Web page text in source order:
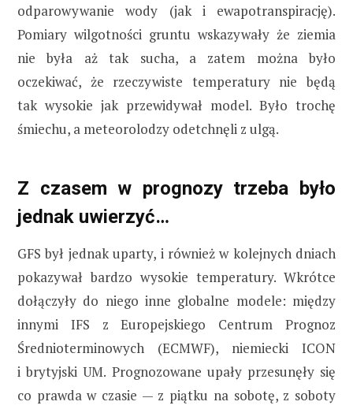
odparowywanie wody (jak i ewapotranspirację).
Pomiary wilgotności gruntu wskazywały że ziemia
nie była aż tak sucha, a zatem można było
oczekiwać, że rzeczywiste temperatury nie będą
tak wysokie jak przewidywał model. Było trochę
śmiechu, a meteorolodzy odetchnęli z ulgą.
Z czasem w prognozy trzeba było
jednak uwierzyć…
GFS był jednak uparty, i również w kolejnych dniach
pokazywał bardzo wysokie temperatury. Wkrótce
dołączyły do niego inne globalne modele: między
innymi IFS z Europejskiego Centrum Prognoz
Średnioterminowych (ECMWF), niemiecki ICON
i brytyjski UM. Prognozowane upały przesunęły się
co prawda w czasie — z piątku na sobotę, z soboty